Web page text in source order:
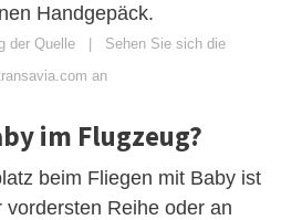
Handgepäck.
der Quelle | Sehen Sie sich die
an
im Flugzeug?
beim Fliegen mit Baby ist
vordersten Reihe oder an